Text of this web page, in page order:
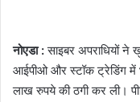
नोएडा :साइबर अपराधियों ने
आईपीओ और स्टॉक ट्रेडिंग में
लाख रुपये की ठगी कर ली।